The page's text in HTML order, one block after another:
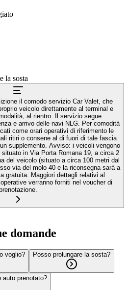
la sosta
il comodo servizio Car Valet, che
veicolo direttamente al terminal e
rientro. Il servizio segue
e arrivo delle navi NLG. Per comodità
come orari operativi di riferimento le
ritiri o consene al di fuori di tale fascia
i veicoli vengono
in Via Porta Romana 19, a circa 2
del veicolo (situato a circa 100 metri dal
via del molo 40 e la riconsegna sarà a
relativi al
verranno forniti nel voucher di
domande
voglio? Posso prolungare la sosta?
auto prenotato?